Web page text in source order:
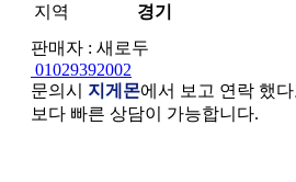
지역
경기
판매자 : 새로두
01029392002
문의시 지게몬에서 보고 연락 했
보다 빠른 상담이 가능합니다.